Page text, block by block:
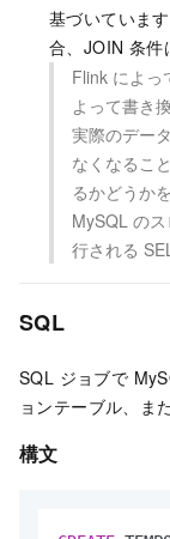
基づいていま
合、JOIN 条件
Flink によっ
よって書き
実際のデー
なくなるこ
るかどうか
MySQL の
行される
SQL
SQL ジョブで
ョンテーブル、ま
構文